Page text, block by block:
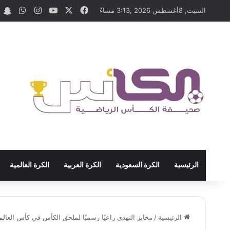
السبت, 8أغسطس 2026 ,3:13 مساءً فيسبوك ‫YouTubeانستقرام
الرئيسية الكرة السعودية الكرة العربية الكرة العالمية
الرئيسية / مخابز النهدي راعيًا رسميًا لملحق الكأس في كأس العالم 2026